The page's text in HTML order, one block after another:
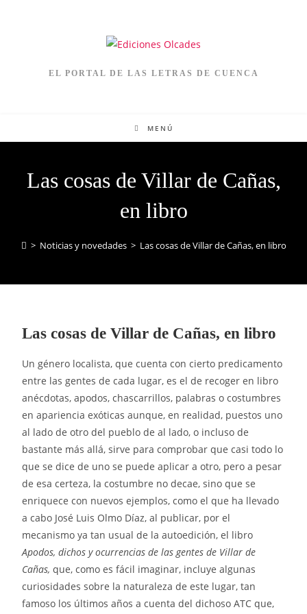
EL PORTAL DE LAS LETRAS DE CUENCA
MENÚ
Las cosas de Villar de Cañas,
en libro
> Noticias y novedades > Las cosas de Villar de Cañas, en libro
Las cosas de Villar de Cañas, en libro
Un género localista, que cuenta con cierto predicamento
entre las gentes de cada lugar, es el de recoger en libro
anécdotas, apodos, chascarrillos, palabras o costumbres
en apariencia exóticas aunque, en realidad, puestos uno
al lado de otro del pueblo de al lado, o incluso de
bastante más allá, sirve para comprobar que casi todo lo
que se dice de uno se puede aplicar a otro, pero a pesar
de esa certeza, la costumbre no decae, sino que se
enriquece con nuevos ejemplos, como el que ha llevado
a cabo José Luis Olmo Díaz, al publicar, por el
mecanismo ya tan usual de la autoedición, el libro
Apodos, dichos y ocurrencias de las gentes de Villar de
Cañas,que, como es fácil imaginar, incluye algunas
curiosidades sobre la naturaleza de este lugar, tan
famoso los últimos años a cuenta del dichoso ATC que,